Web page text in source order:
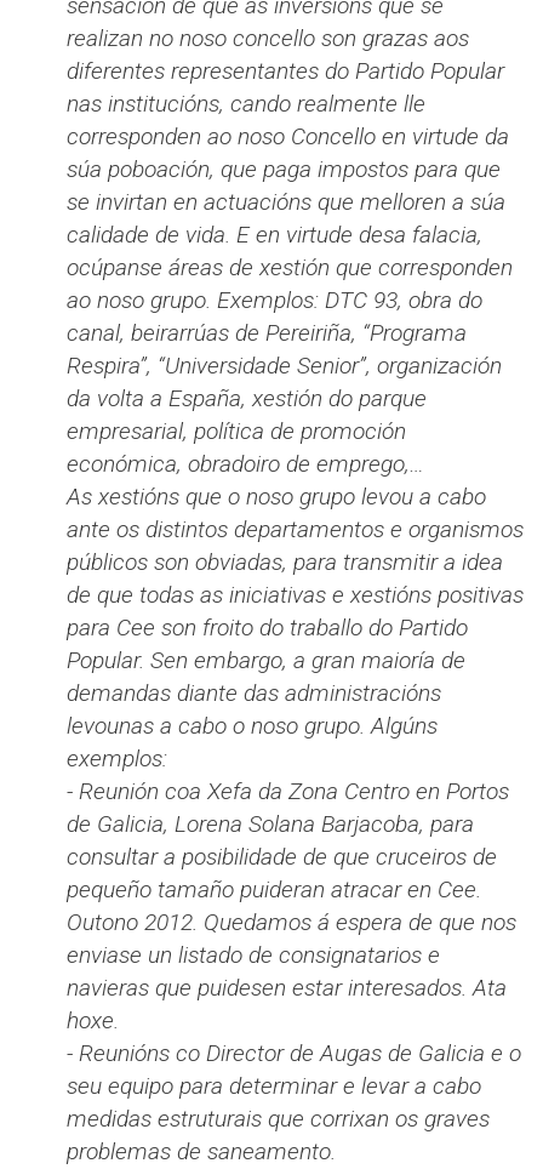
sensación de que as inversións que se
realizan no noso concello son grazas aos
diferentes representantes do Partido Popular
nas institucións, cando realmente lle
corresponden ao noso Concello en virtude da
súa poboación, que paga impostos para que
se invirtan en actuacións que melloren a súa
calidade de vida. E en virtude desa falacia,
ocúpanse áreas de xestión que corresponden
ao noso grupo. Exemplos: DTC 93, obra do
canal, beirarrúas de Pereiriña, “Programa
Respira”, “Universidade Senior”, organización
da volta a España, xestión do parque
empresarial, política de promoción
económica, obradoiro de emprego,…
As xestións que o noso grupo levou a cabo
ante os distintos departamentos e organismos
públicos son obviadas, para transmitir a idea
de que todas as iniciativas e xestións positivas
para Cee son froito do traballo do Partido
Popular. Sen embargo, a gran maioría de
demandas diante das administracións
levounas a cabo o noso grupo. Algúns
exemplos:
- Reunión coa Xefa da Zona Centro en Portos
de Galicia, Lorena Solana Barjacoba, para
consultar a posibilidade de que cruceiros de
pequeño tamaño puideran atracar en Cee.
Outono 2012. Quedamos á espera de que nos
enviase un listado de consignatarios e
navieras que puidesen estar interesados. Ata
hoxe.
- Reunións co Director de Augas de Galicia e o
seu equipo para determinar e levar a cabo
medidas estruturais que corrixan os graves
problemas de saneamento.